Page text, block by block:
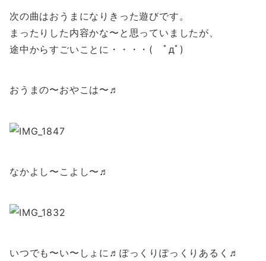
次の曲はおうまになりきった遊びです。
まったりした内容かな〜と思っていましたが、
途中からすごいことに・・・・( ﾟдﾟ)
おうまの〜おやこは〜♬
なかよし〜こよし〜♬
いつでも〜い〜しょに♬ぽっくりぽっくりあるく♬